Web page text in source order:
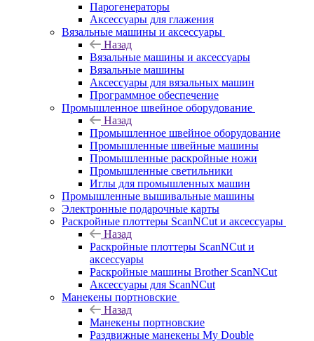
Парогенераторы
Аксессуары для глажения
Вязальные машины и аксессуары
Назад
Вязальные машины и аксессуары
Вязальные машины
Аксессуары для вязальных машин
Программное обеспечение
Промышленное швейное оборудование
Назад
Промышленное швейное оборудование
Промышленные швейные машины
Промышленные раскройные ножи
Промышленные светильники
Иглы для промышленных машин
Промышленные вышивальные машины
Электронные подарочные карты
Раскройные плоттеры ScanNCut и аксессуары
Назад
Раскройные плоттеры ScanNCut и
аксессуары
Раскройные машины Brother ScanNCut
Аксессуары для ScanNCut
Манекены портновские
Назад
Манекены портновские
Раздвижные манекены My Double